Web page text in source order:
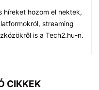
híreket hozom el nektek,
streaming
is a Tech2.hu-n.
CIKKEK